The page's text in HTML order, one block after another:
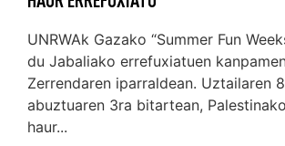
UNRWAk Gazako “Summer Fun
du Jabaliako errefuxiatuen
Zerrendaren iparraldean. Uztailaren
abuztuaren 3ra bitartean,
haur...